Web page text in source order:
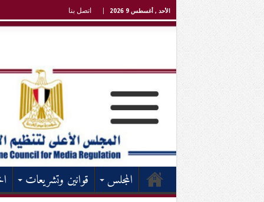
الأحد , أغسطس 9 2026 اتصل بنا
المجلس قوانين وتشريعات